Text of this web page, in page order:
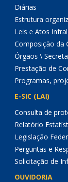
Diárias
Estrutura
Leis e Atos
Composição da
Órgãos \
Prestação de
Programas,
E-SIC (LAI)
Consulta de
Relatório
Legislação
Perguntas e
Solicitação de
OUVIDORIA